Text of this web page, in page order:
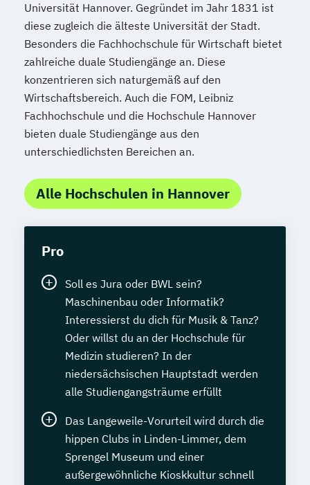
Universität Hannover. Gegründet im Jahr 1831 ist
diese zugleich die älteste Universität der Stadt.
Besonders die Fachhochschule für Wirtschaft bietet
zahlreiche duale Studiengänge an. Diese
konzentrieren sich naturgemäß auf den
Wirtschaftsbereich. Auch die FOM, Leibniz
Fachhochschule und die Hochschule Hannover
bieten duale Studiengänge aus den
unterschiedlichsten Bereichen an.
Alle Hochschulen in Hannover
Pro
Soll es Jura oder BWL sein?
Maschinenbau oder Informatik?
Interessierst du dich für Musik & Tanz?
Oder willst du an der Hochschule für
Medizin studieren? In der
niedersächsischen Hauptstadt werden
alle Studiengangsträume erfüllt
Das Langeweile-Vorurteil wird durch die
hippen Clubs in Linden-Limmer, dem
Sprengel Museum und einer
außergewöhnliche Kioskkultur schnell